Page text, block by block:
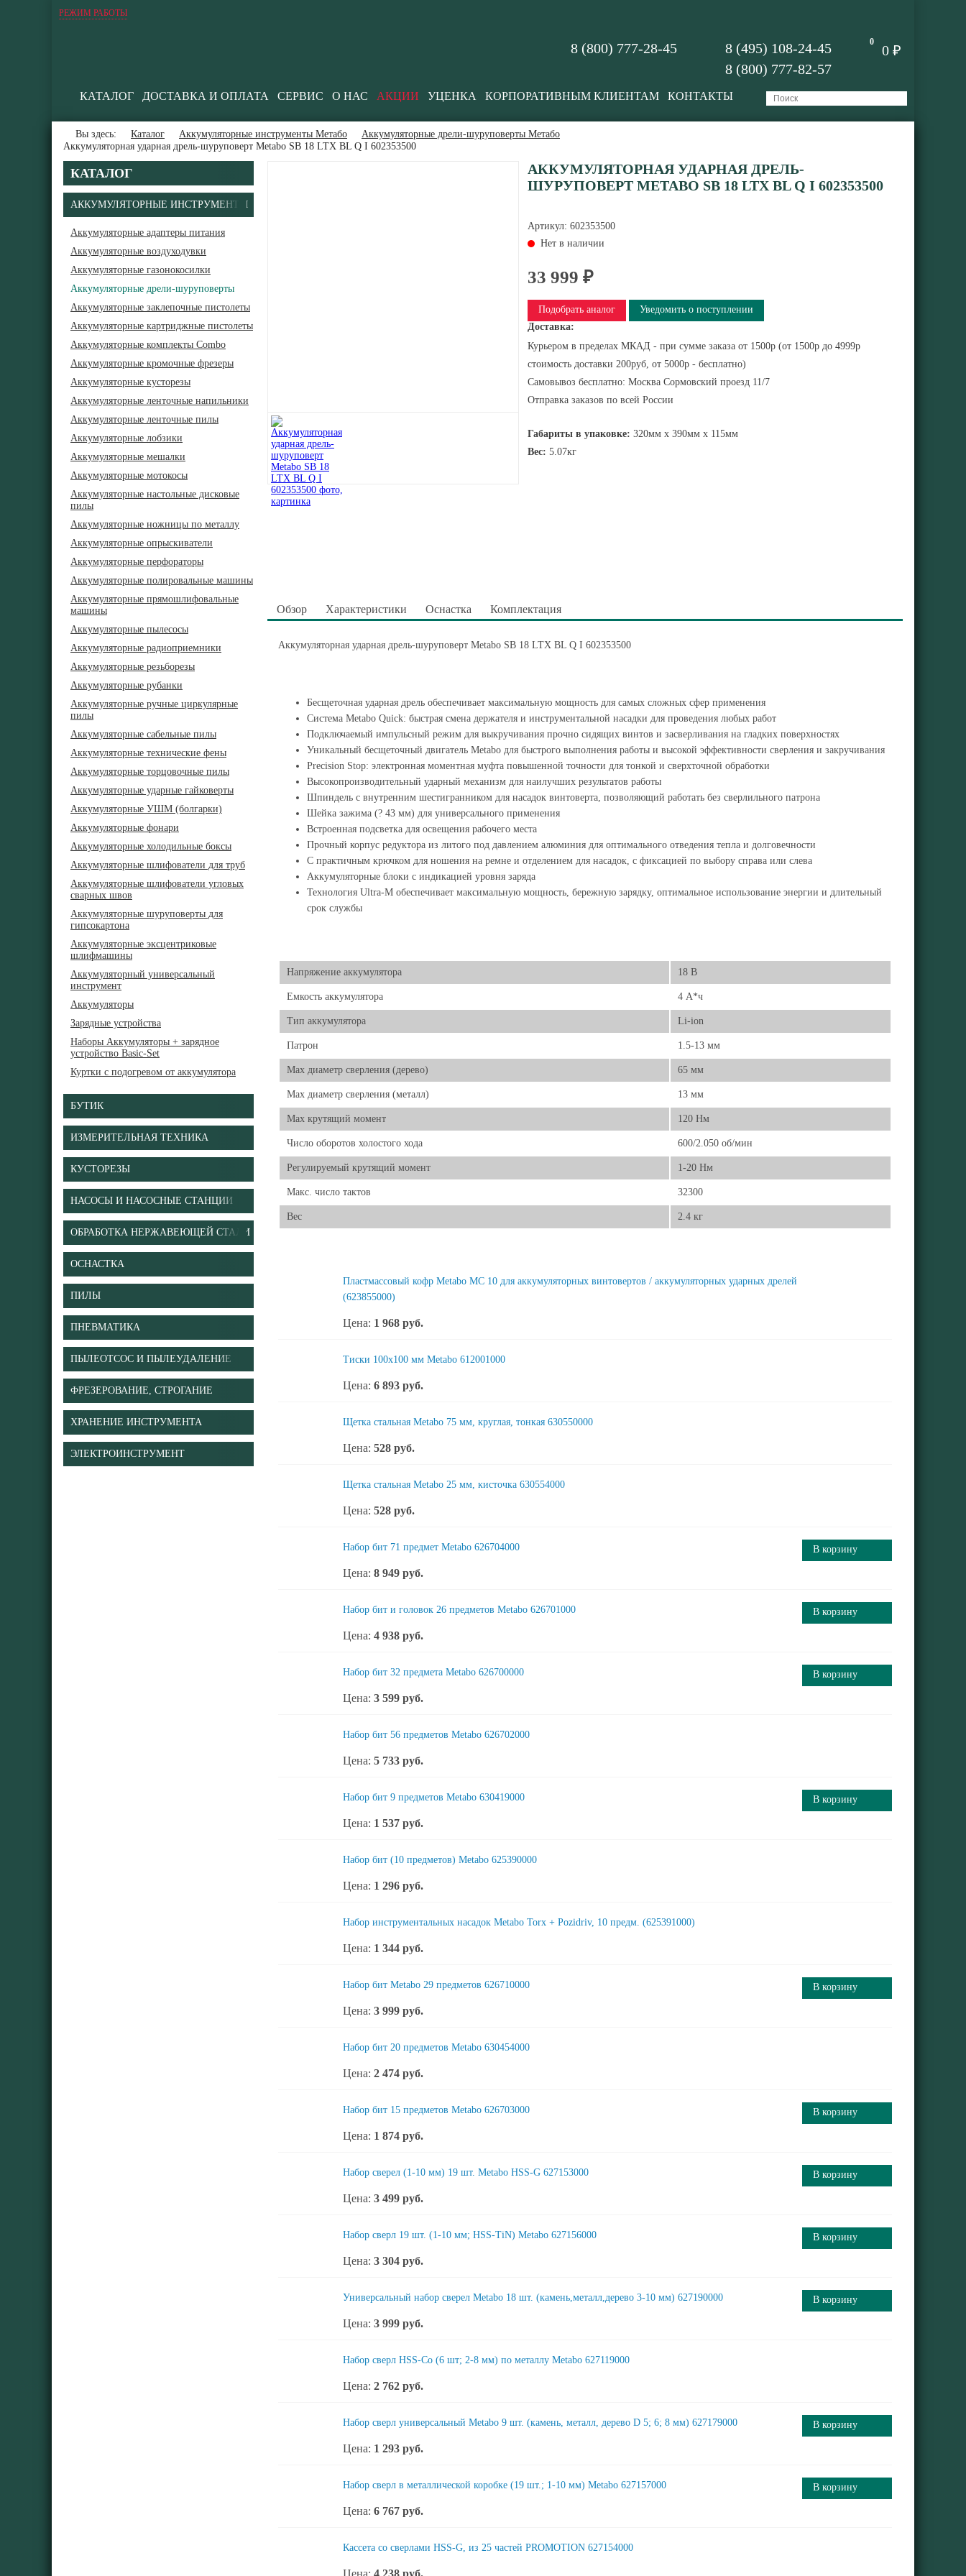
РЕЖИМ РАБОТЫ
0
0 ₽
8 (495) 108-24-45
8 (800) 777-82-57
8 (800) 777-28-45
КАТАЛОГ ДОСТАВКА И ОПЛАТА СЕРВИС О НАС АКЦИИ УЦЕНКА КОРПОРАТИВНЫМ КЛИЕНТАМ КОНТАКТЫ
Вы здесь: Каталог Аккумуляторные инструменты Метабо
Аккумуляторные дрели-шуруповерты Метабо
Аккумуляторная ударная дрель-шуруповерт Metabo SB 18 LTX BL Q I 602353500
КАТАЛОГ
АККУМУЛЯТОРНЫЕ ИНСТРУМЕНТЫ
Аккумуляторные адаптеры питания
Аккумуляторные воздуходувки
Аккумуляторные газонокосилки
Аккумуляторные дрели-шуруповерты
Аккумуляторные заклепочные пистолеты
Аккумуляторные картриджные пистолеты
Аккумуляторные комплекты Combo
Аккумуляторные кромочные фрезеры
Аккумуляторные кусторезы
Аккумуляторные ленточные напильники
Аккумуляторные ленточные пилы
Аккумуляторные лобзики
Аккумуляторные мешалки
Аккумуляторные мотокосы
Аккумуляторные настольные дисковые
пилы
Аккумуляторные ножницы по металлу
Аккумуляторные опрыскиватели
Аккумуляторные перфораторы
Аккумуляторные полировальные машины
Аккумуляторные прямошлифовальные
машины
Аккумуляторные пылесосы
Аккумуляторные радиоприемники
Аккумуляторные резьборезы
Аккумуляторные рубанки
Аккумуляторные ручные циркулярные
пилы
Аккумуляторные сабельные пилы
Аккумуляторные технические фены
Аккумуляторные торцовочные пилы
Аккумуляторные ударные гайковерты
Аккумуляторные УШМ (болгарки)
Аккумуляторные фонари
Аккумуляторные холодильные боксы
Аккумуляторные шлифователи для труб
Аккумуляторные шлифователи угловых
сварных швов
Аккумуляторные шуруповерты для
гипсокартона
Аккумуляторные эксцентриковые
шлифмашины
Аккумуляторный универсальный
инструмент
Аккумуляторы
Зарядные устройства
Наборы Аккумуляторы + зарядное
устройство Basic-Set
Куртки с подогревом от аккумулятора
БУТИК
ИЗМЕРИТЕЛЬНАЯ ТЕХНИКА
КУСТОРЕЗЫ
НАСОСЫ И НАСОСНЫЕ СТАНЦИИ
ОБРАБОТКА НЕРЖАВЕЮЩЕЙ СТАЛИ
ОСНАСТКА
ПИЛЫ
ПНЕВМАТИКА
ПЫЛЕОТСОС И ПЫЛЕУДАЛЕНИЕ
ФРЕЗЕРОВАНИЕ, СТРОГАНИЕ
ХРАНЕНИЕ ИНСТРУМЕНТА
ЭЛЕКТРОИНСТРУМЕНТ
АККУМУЛЯТОРНАЯ УДАРНАЯ ДРЕЛЬ-
ШУРУПОВЕРТ METABO SB 18 LTX BL Q I 602353500
Артикул: 602353500
Нет в наличии
33 999 ₽
Подобрать аналог
Уведомить о поступлении
Доставка:
Курьером в пределах МКАД - при сумме заказа от 1500р (от 1500р до 4999р
стоимость доставки 200руб, от 5000р - бесплатно)
Самовывоз бесплатно: Москва Сормовский проезд 11/7
Отправка заказов по всей России
Габариты в упаковке: 320мм x 390мм x 115мм
Вес: 5.07кг
Обзор Характеристики Оснастка Комплектация
Аккумуляторная ударная дрель-шуруповерт Metabo SB 18 LTX BL Q I 602353500
Бесщеточная ударная дрель обеспечивает максимальную мощность для самых сложных сфер применения
Система Metabo Quick: быстрая смена держателя и инструментальной насадки для проведения любых работ
Подключаемый импульсный режим для выкручивания прочно сидящих винтов и засверливания на гладких поверхностях
Уникальный бесщеточный двигатель Metabo для быстрого выполнения работы и высокой эффективности сверления и закручивания
Precision Stop: электронная моментная муфта повышенной точности для тонкой и сверхточной обработки
Высокопроизводительный ударный механизм для наилучших результатов работы
Шпиндель с внутренним шестигранником для насадок винтоверта, позволяющий работать без сверлильного патрона
Шейка зажима (? 43 мм) для универсального применения
Встроенная подсветка для освещения рабочего места
Прочный корпус редуктора из литого под давлением алюминия для оптимального отведения тепла и долговечности
С практичным крючком для ношения на ремне и отделением для насадок, с фиксацией по выбору справа или слева
Аккумуляторные блоки с индикацией уровня заряда
Технология Ultra-M обеспечивает максимальную мощность, бережную зарядку, оптимальное использование энергии и длительный
срок службы
Напряжение аккумулятора 18 В
Емкость аккумулятора 4 А*ч
Тип аккумулятора Li-ion
Патрон 1.5-13 мм
Мах диаметр сверления (дерево) 65 мм
Max диаметр сверления (металл) 13 мм
Max крутящий момент 120 Нм
Число оборотов холостого хода 600/2.050 об/мин
Регулируемый крутящий момент 1-20 Нм
Макс. число тактов 32300
Вес 2.4 кг
Пластмассовый кофр Metabo MC 10 для аккумуляторных винтовертов / аккумуляторных ударных дрелей
(623855000)
Цена: 1 968 руб.
Тиски 100х100 мм Metabo 612001000
Цена: 6 893 руб.
Щетка стальная Metabo 75 мм, круглая, тонкая 630550000
Цена: 528 руб.
Щетка стальная Metabo 25 мм, кисточка 630554000
Цена: 528 руб.
В корзину
Набор бит 71 предмет Metabo 626704000
Цена: 8 949 руб.
В корзину
Набор бит и головок 26 предметов Metabo 626701000
Цена: 4 938 руб.
В корзину
Набор бит 32 предмета Metabo 626700000
Цена: 3 599 руб.
Набор бит 56 предметов Metabo 626702000
Цена: 5 733 руб.
В корзину
Набор бит 9 предметов Metabo 630419000
Цена: 1 537 руб.
Набор бит (10 предметов) Metabo 625390000
Цена: 1 296 руб.
Набор инструментальных насадок Metabo Torx + Pozidriv, 10 предм. (625391000)
Цена: 1 344 руб.
В корзину
Набор бит Metabo 29 предметов 626710000
Цена: 3 999 руб.
Набор бит 20 предметов Metabo 630454000
Цена: 2 474 руб.
В корзину
Набор бит 15 предметов Metabo 626703000
Цена: 1 874 руб.
В корзину
Набор сверел (1-10 мм) 19 шт. Metabo HSS-G 627153000
Цена: 3 499 руб.
В корзину
Набор сверл 19 шт. (1-10 мм; HSS-TiN) Metabo 627156000
Цена: 3 304 руб.
В корзину
Универсальный набор сверел Metabo 18 шт. (камень,металл,дерево 3-10 мм) 627190000
Цена: 3 999 руб.
Набор сверл HSS-Co (6 шт; 2-8 мм) по металлу Metabo 627119000
Цена: 2 762 руб.
В корзину
Набор сверл универсальный Metabo 9 шт. (камень, металл, дерево D 5; 6; 8 мм) 627179000
Цена: 1 293 руб.
В корзину
Набор сверл в металлической коробке (19 шт.; 1-10 мм) Metabo 627157000
Цена: 6 767 руб.
Кассета со сверлами HSS-G, из 25 частей PROMOTION 627154000
Цена: 4 238 руб.